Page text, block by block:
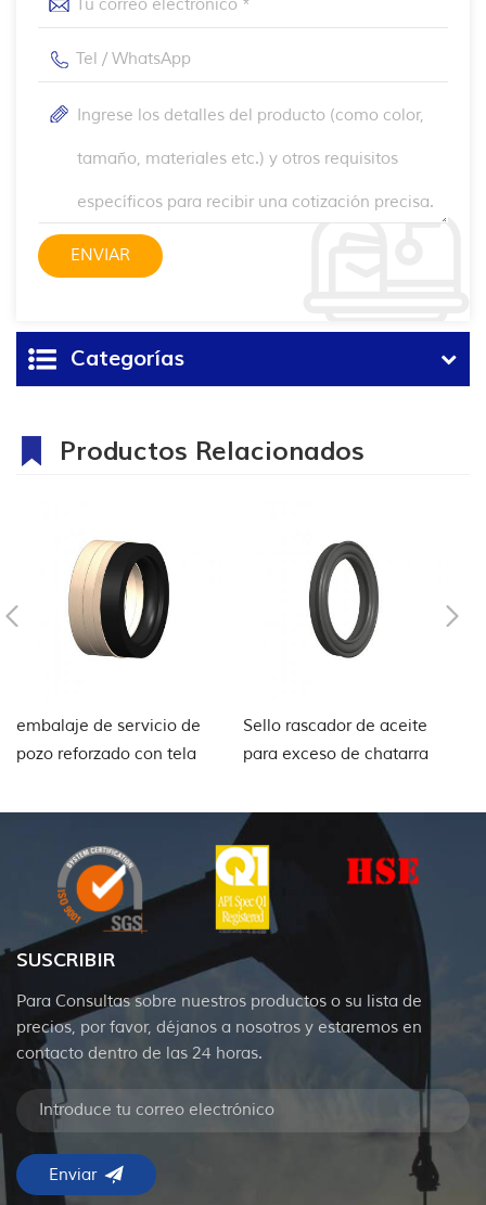
Categorías
Productos Relacionados
embalaje de servicio de
pozo reforzado con tela
Sello rascador de aceite
para exceso de chatarra
SUSCRIBIR
Para Consultas sobre nuestros productos o su lista de
precios, por favor, déjanos a nosotros y estaremos en
contacto dentro de las 24 horas.